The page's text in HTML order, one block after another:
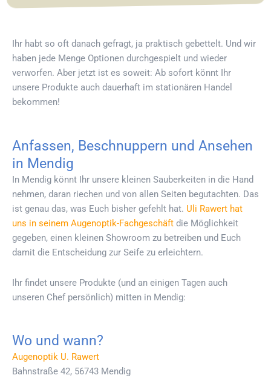
Ihr habt so oft danach gefragt, ja praktisch gebettelt. Und wir
haben jede Menge Optionen durchgespielt und wieder
verworfen. Aber jetzt ist es soweit: Ab sofort könnt Ihr
unsere Produkte auch dauerhaft im stationären Handel
bekommen!
Anfassen, Beschnuppern und Ansehen
in Mendig
In Mendig könnt Ihr unsere kleinen Sauberkeiten in die Hand
nehmen, daran riechen und von allen Seiten begutachten. Das
ist genau das, was Euch bisher gefehlt hat. Uli Rawert hat
uns in seinem Augenoptik-Fachgeschäft die Möglichkeit
gegeben, einen kleinen Showroom zu betreiben und Euch
damit die Entscheidung zur Seife zu erleichtern.
Ihr findet unsere Produkte (und an einigen Tagen auch
unseren Chef persönlich) mitten in Mendig:
Wo und wann?
Augenoptik U. Rawert
Bahnstraße 42, 56743 Mendig